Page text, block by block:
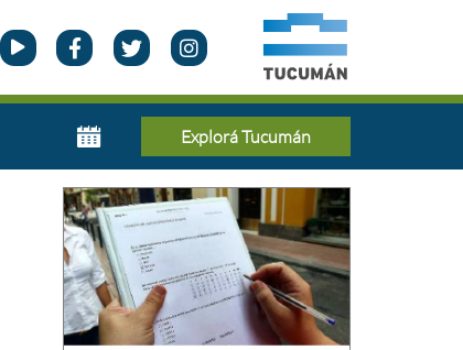
Explorá Tucumán